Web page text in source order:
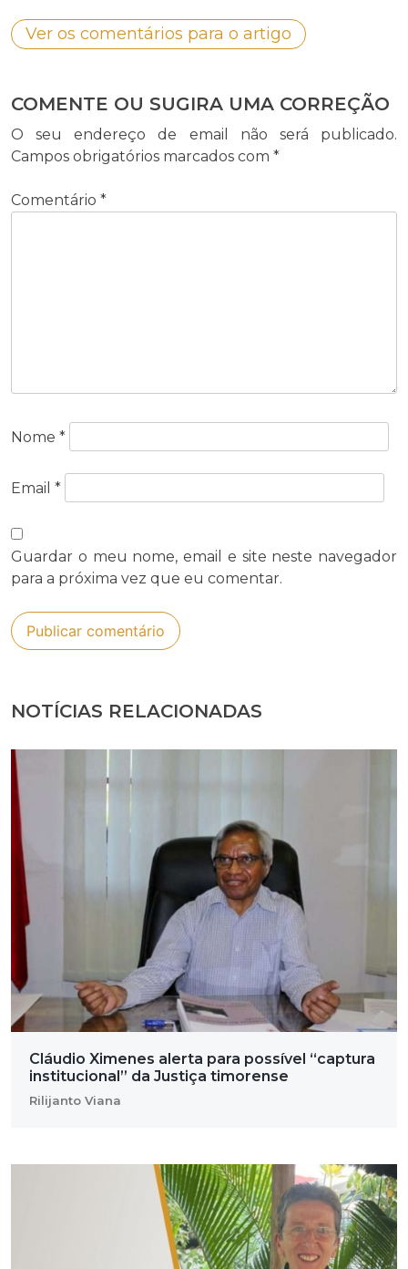
Ver os comentários para o artigo
COMENTE OU SUGIRA UMA CORREÇÃO
O seu endereço de email não será publicado.
Campos obrigatórios marcados com *
Comentário *
Nome *
Email *
Guardar o meu nome, email e site neste navegador
para a próxima vez que eu comentar.
NOTÍCIAS RELACIONADAS
Cláudio Ximenes alerta para possível “captura
institucional” da Justiça timorense
Rilijanto Viana